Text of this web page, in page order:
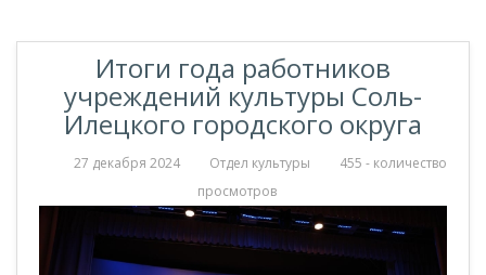
Итоги года работников
учреждений культуры Соль-
Илецкого городского округа
27 декабря 2024 Отдел культуры
455 - количество
просмотров